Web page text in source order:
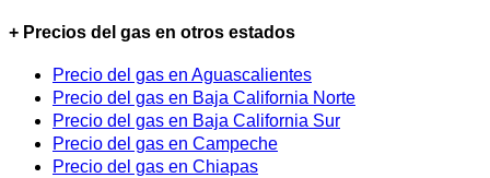
+ Precios del gas en otros estados
Precio del gas en Aguascalientes
Precio del gas en Baja California Norte
Precio del gas en Baja California Sur
Precio del gas en Campeche
Precio del gas en Chiapas